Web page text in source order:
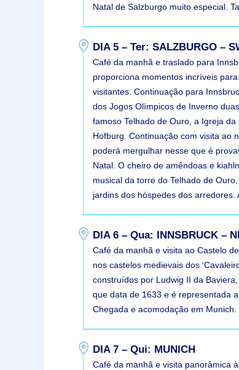
Natal de Salzburgo muito especial.
DIA 5 – Ter: SALZBURGO –
Café da manhã e traslado para
proporciona momentos incríveis
visitantes. Continuação para
dos Jogos Olímpicos de Inverno
famoso Telhado de Ouro, a Igreja
Hofburg. Continuação com visita ao
poderá mergulhar nesse que é
Natal. O cheiro de amêndoas e
musical da torre do Telhado de
jardins dos hóspedes dos arredores.
DIA 6 – Qua: INNSBRUCK –
Café da manhã e visita ao Castelo
nos castelos medievais dos
construídos por Ludwig II da
que data de 1633 e é representada
Chegada e acomodação em Munich.
DIA 7 – Qui: MUNICH
Café da manhã e visita panorâmica